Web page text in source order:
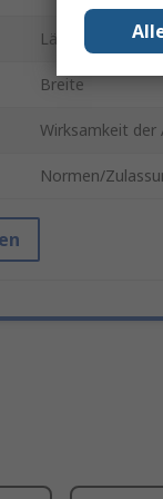
Länge
Breite
Wirksamkeit der
Normen/